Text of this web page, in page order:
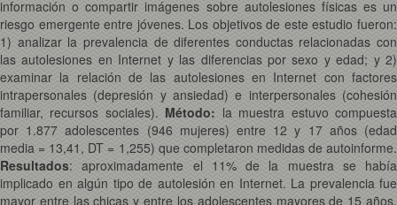
información o compartir imágenes sobre autolesiones físicas es un
riesgo emergente entre jóvenes. Los objetivos de este estudio fueron:
1) analizar la prevalencia de diferentes conductas relacionadas con
las autolesiones en Internet y las diferencias por sexo y edad; y 2)
examinar la relación de las autolesiones en Internet con factores
intrapersonales (depresión y ansiedad) e interpersonales (cohesión
familiar, recursos sociales).Método: la muestra estuvo compuesta
por 1.877 adolescentes (946 mujeres) entre 12 y 17 años (edad
media = 13,41, DT = 1,255) que completaron medidas de autoinforme.
Resultados: aproximadamente el 11% de la muestra se había
implicado en algún tipo de autolesión en Internet. La prevalencia fue
mayor entre las chicas y entre los adolescentes mayores de 15 años.